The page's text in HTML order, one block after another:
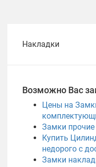
Накладки
Возможно Вас
Цены на
Замки прочие
Купить
недорого с
Замки